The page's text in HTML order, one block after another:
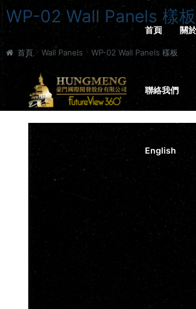
首頁 關
聯絡我們
English
WP-02 Wall Panels 樣板
首頁 Wall Panels WP-02 Wall Panels 樣板